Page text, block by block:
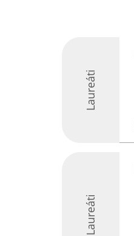
Laureáti
Laureáti